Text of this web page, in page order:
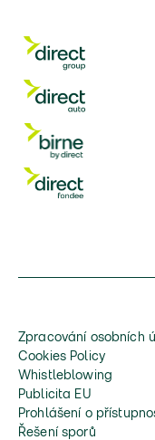
Zpracování osobních
Cookies Policy
Whistleblowing
Publicita EU
Prohlášení o
Řešení sporů